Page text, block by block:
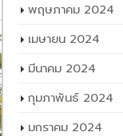
พฤษภาคม 2024
เมษายน 2024
มีนาคม 2024
กุมภาพันธ์ 2024
มกราคม 2024